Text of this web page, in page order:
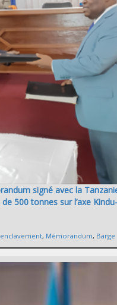
signé avec la
500 tonnes sur l’axe
, Mémorandum, Barge